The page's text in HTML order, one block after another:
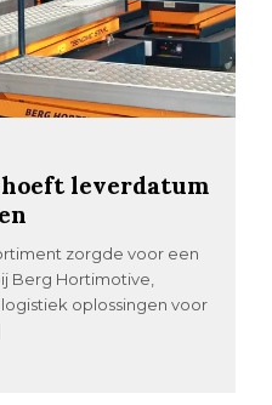
leverdatum
zorgde voor een
Berg Hortimotive,
oplossingen voor